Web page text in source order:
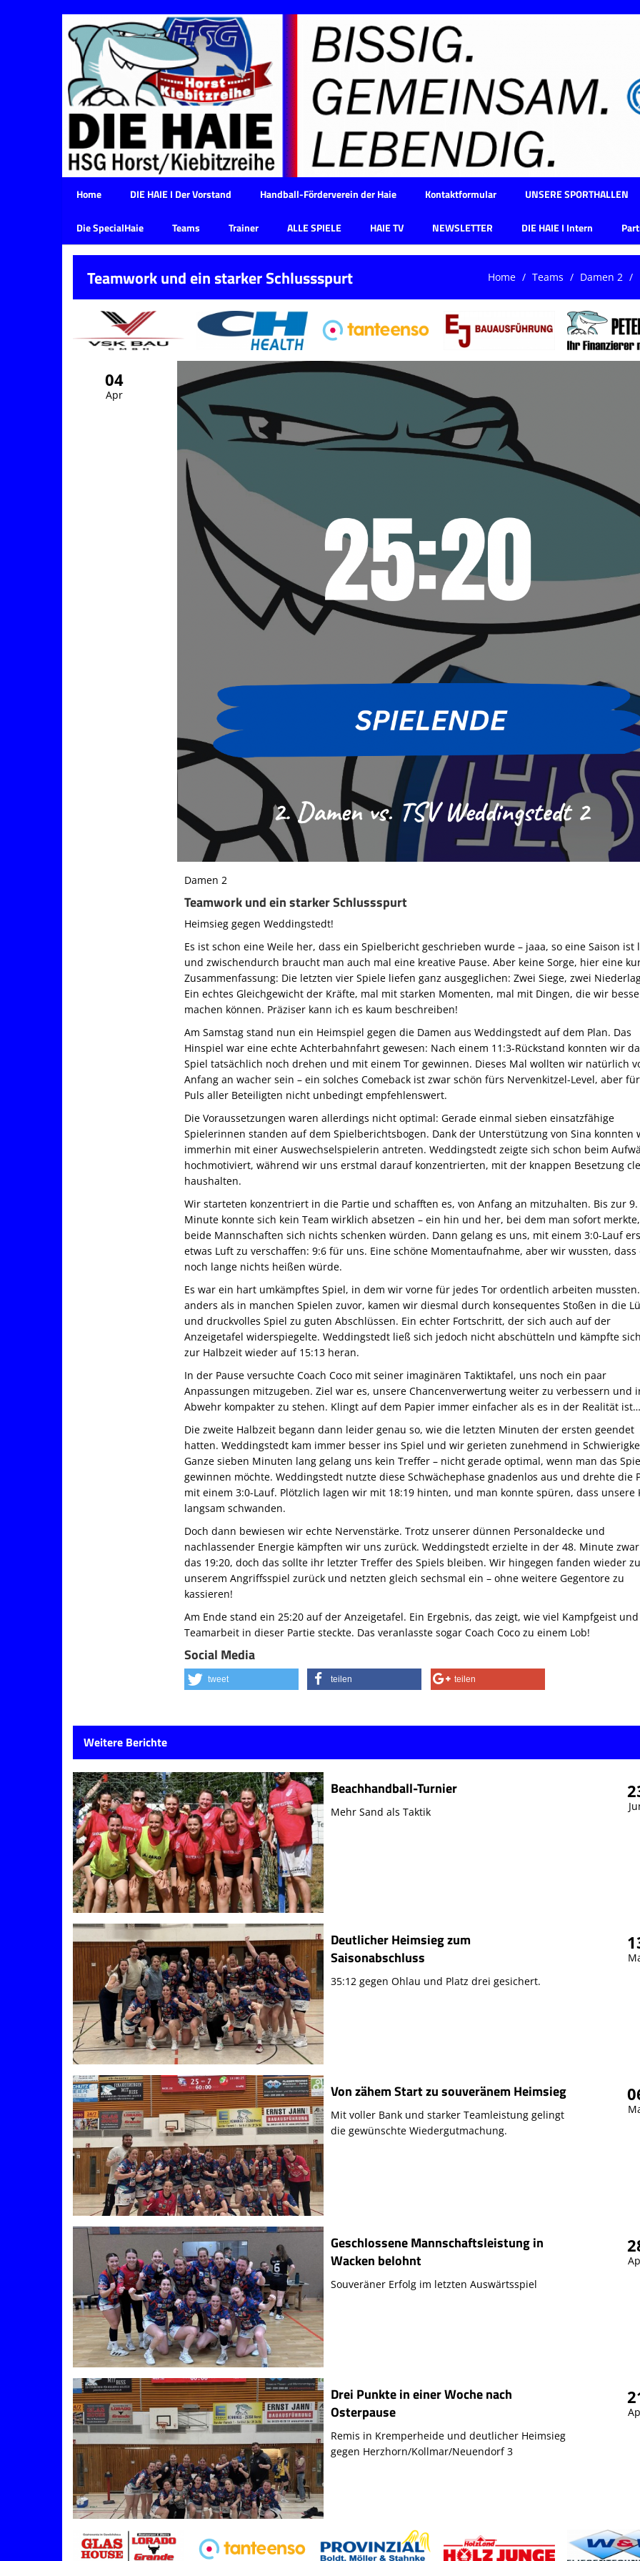
Home DIE HAIE I Der Vorstand Handball-Förderverein der Haie Kontaktformular UNSERE SPORTHALLEN
Die SpecialHaie Teams Trainer ALLE SPIELE HAIE TV NEWSLETTER DIE HAIE I Intern
Teamwork und ein starker Schlussspurt Home Teams Damen 2
04
Apr
Damen 2
Teamwork und ein starker Schlussspurt
Heimsieg gegen Weddingstedt!
Es ist schon eine Weile her, dass ein Spielbericht geschrieben wurde – jaaa, so eine Saison ist
und zwischendurch braucht man auch mal eine kreative Pause. Aber keine Sorge, hier eine
Zusammenfassung: Die letzten vier Spiele liefen ganz ausgeglichen: Zwei Siege, zwei
Ein echtes Gleichgewicht der Kräfte, mal mit starken Momenten, mal mit Dingen, die wir
machen können. Präziser kann ich es kaum beschreiben!
Am Samstag stand nun ein Heimspiel gegen die Damen aus Weddingstedt auf dem Plan. Das
Hinspiel war eine echte Achterbahnfahrt gewesen: Nach einem 11:3-Rückstand konnten wir
Spiel tatsächlich noch drehen und mit einem Tor gewinnen. Dieses Mal wollten wir natürlich
Anfang an wacher sein – ein solches Comeback ist zwar schön fürs Nervenkitzel-Level, aber
Puls aller Beteiligten nicht unbedingt empfehlenswert.
Die Voraussetzungen waren allerdings nicht optimal: Gerade einmal sieben einsatzfähige
Spielerinnen standen auf dem Spielberichtsbogen. Dank der Unterstützung von Sina konnten
immerhin mit einer Auswechselspielerin antreten. Weddingstedt zeigte sich schon beim
hochmotiviert, während wir uns erstmal darauf konzentrierten, mit der knappen Besetzung
haushalten.
Wir starteten konzentriert in die Partie und schafften es, von Anfang an mitzuhalten. Bis zur 9.
Minute konnte sich kein Team wirklich absetzen – ein hin und her, bei dem man sofort
beide Mannschaften sich nichts schenken würden. Dann gelang es uns, mit einem 3:0-Lauf
etwas Luft zu verschaffen: 9:6 für uns. Eine schöne Momentaufnahme, aber wir wussten, dass
noch lange nichts heißen würde.
Es war ein hart umkämpftes Spiel, in dem wir vorne für jedes Tor ordentlich arbeiten
anders als in manchen Spielen zuvor, kamen wir diesmal durch konsequentes Stoßen in die
und druckvolles Spiel zu guten Abschlüssen. Ein echter Fortschritt, der sich auch auf der
Anzeigetafel widerspiegelte. Weddingstedt ließ sich jedoch nicht abschütteln und kämpfte
zur Halbzeit wieder auf 15:13 heran.
In der Pause versuchte Coach Coco mit seiner imaginären Taktiktafel, uns noch ein paar
Anpassungen mitzugeben. Ziel war es, unsere Chancenverwertung weiter zu verbessern und
Abwehr kompakter zu stehen. Klingt auf dem Papier immer einfacher als es in der Realität
Die zweite Halbzeit begann dann leider genau so, wie die letzten Minuten der ersten geendet
hatten. Weddingstedt kam immer besser ins Spiel und wir gerieten zunehmend in
Ganze sieben Minuten lang gelang uns kein Treffer – nicht gerade optimal, wenn man das
gewinnen möchte. Weddingstedt nutzte diese Schwächephase gnadenlos aus und drehte die
mit einem 3:0-Lauf. Plötzlich lagen wir mit 18:19 hinten, und man konnte spüren, dass unsere
langsam schwanden.
Doch dann bewiesen wir echte Nervenstärke. Trotz unserer dünnen Personaldecke und
nachlassender Energie kämpften wir uns zurück. Weddingstedt erzielte in der 48. Minute
das 19:20, doch das sollte ihr letzter Treffer des Spiels bleiben. Wir hingegen fanden wieder
unserem Angriffsspiel zurück und netzten gleich sechsmal ein – ohne weitere Gegentore zu
kassieren!
Am Ende stand ein 25:20 auf der Anzeigetafel. Ein Ergebnis, das zeigt, wie viel Kampfgeist und
Teamarbeit in dieser Partie steckte. Das veranlasste sogar Coach Coco zu einem Lob!
Social Media
tweet teilen teilen
Weitere Berichte
Beachhandball-Turnier
Mehr Sand als Taktik
Deutlicher Heimsieg zum
Saisonabschluss
35:12 gegen Ohlau und Platz drei gesichert.
Von zähem Start zu souveränem Heimsieg
Mit voller Bank und starker Teamleistung gelingt
die gewünschte Wiedergutmachung.
Geschlossene Mannschaftsleistung in
Wacken belohnt
Souveräner Erfolg im letzten Auswärtsspiel
Drei Punkte in einer Woche nach
Osterpause
Remis in Kremperheide und deutlicher Heimsieg
gegen Herzhorn/Kollmar/Neuendorf 3